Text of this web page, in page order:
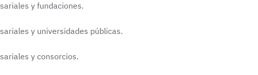
y fundaciones.
y universidades públicas.
y consorcios.